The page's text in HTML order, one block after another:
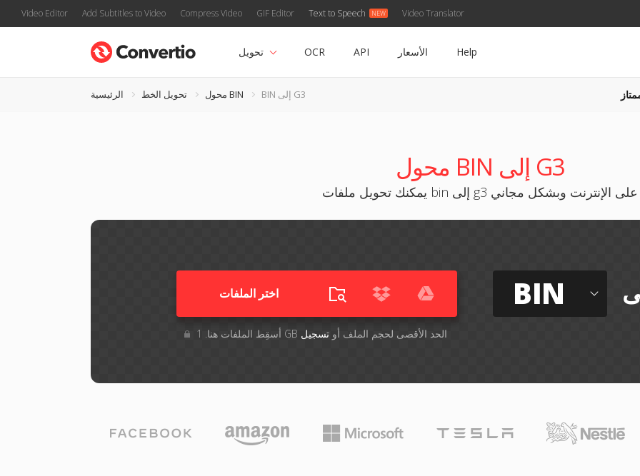
Video Editor Add Subtitles to Video Compress Video GIF Editor Text to Speech Video Translator
تحويل OCR API الأسعار Help
الرئيسية تحويل الخط محول BIN BIN إلى G3
محول BIN إلى G3
يمكنك تحويل ملفات bin إلى g3 على الإنترنت وبشكل مجاني
اختر الملفات
أسقِط الملفات هنا. 1 GB الحد الأقصى لحجم الملف أوتسجيل
BIN